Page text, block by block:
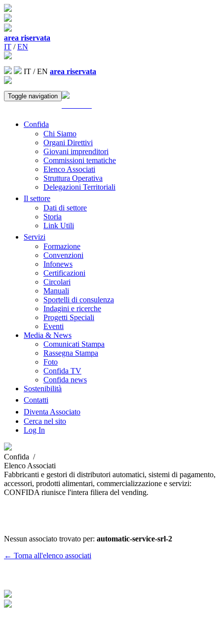
area riservata
IT /EN
IT /EN area riservata
Toggle navigation
Confida
Chi Siamo
Organi Direttivi
Giovani imprenditori
Commissioni tematiche
Elenco Associati
Struttura Operativa
Delegazioni Territoriali
Il settore
Dati di settore
Storia
Link Utili
Servizi
Formazione
Convenzioni
Infonews
Certificazioni
Circolari
Manuali
Sportelli di consulenza
Indagini e ricerche
Progetti Speciali
Eventi
Media & News
Comunicati Stampa
Rassegna Stampa
Foto
Confida TV
Confida news
Sostenibilità
Contatti
Diventa Associato
Cerca nel sito
Log In
Confida /
Elenco Associati
Fabbricanti e gestori di distributori automatici, sistemi di pagamento,
accessori, prodotti alimentari, commercializzazione e servizi:
CONFIDA riunisce l'intera filiera del vending.
Nessun associato trovato per: automatic-service-srl-2
← Torna all'elenco associati